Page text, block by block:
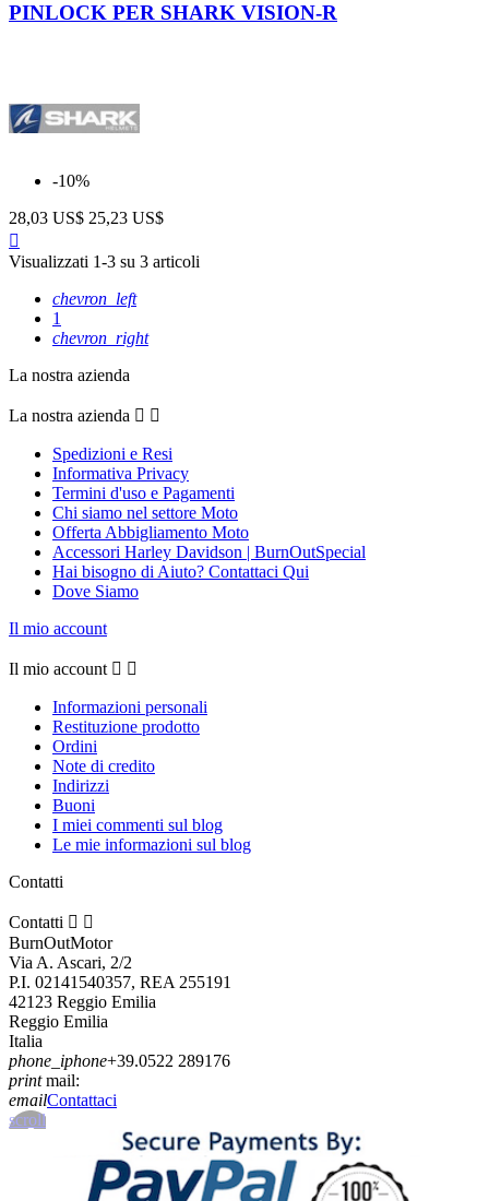
PINLOCK PER SHARK VISION-R
-10%
28,03 US$ 25,23 US$

Visualizzati 1-3 su 3 articoli
chevron_left
1
chevron_right
La nostra azienda
La nostra azienda  
Spedizioni e Resi
Informativa Privacy
Termini d'uso e Pagamenti
Chi siamo nel settore Moto
Offerta Abbigliamento Moto
Accessori Harley Davidson | BurnOutSpecial
Hai bisogno di Aiuto? Contattaci Qui
Dove Siamo
Il mio account
Il mio account  
Informazioni personali
Restituzione prodotto
Ordini
Note di credito
Indirizzi
Buoni
I miei commenti sul blog
Le mie informazioni sul blog
Contatti
Contatti  
BurnOutMotor
Via A. Ascari, 2/2
P.I. 02141540357, REA 255191
42123 Reggio Emilia
Reggio Emilia
Italia
phone_iphone+39.0522 289176
printmail:
emailContattaci
scroll